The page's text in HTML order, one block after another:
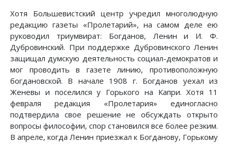
Хотя Большевистский центр учредил многолюдную
редакцию газеты «Пролетарий», на самом деле ею
руководил триумвират: Богданов, Ленин и И. Ф.
Дубровинский. При поддержке Дубровинского Ленин
защищал думскую деятельность социал-демократов и
мог проводить в газете линию, противоположную
богдановской. В начале 1908 г. Богданов уехал из
Женевы и поселился у Горького на Капри. Хотя 11
февраля редакция «Пролетария» единогласно
подтвердила свое решение не обсуждать открыто
вопросы философии, спор становился все более резким.
В апреле, когда Ленин приезжал к Богданову, Горькому